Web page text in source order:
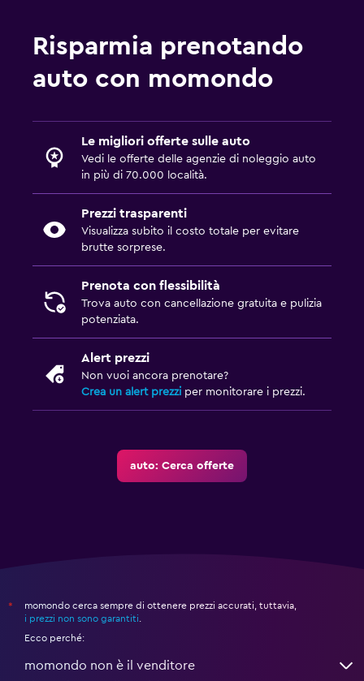
Risparmia prenotando
auto con momondo
Le migliori offerte sulle auto
Vedi le offerte delle agenzie di noleggio auto
in più di 70.000 località.
Prezzi trasparenti
Visualizza subito il costo totale per evitare
brutte sorprese.
Prenota con flessibilità
Trova auto con cancellazione gratuita e pulizia
potenziata.
Alert prezzi
Non vuoi ancora prenotare?
Crea un alert prezzi per monitorare i prezzi.
auto: Cerca offerte
*
momondo cerca sempre di ottenere prezzi accurati, tuttavia,
i prezzi non sono garantiti.
Ecco perché:
momondo non è il venditore